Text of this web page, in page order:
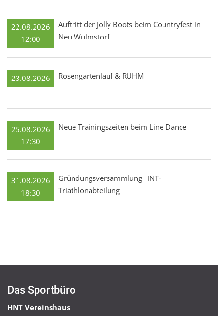
22.08.2026
12:00
Auftritt der Jolly Boots beim Countryfest in
Neu Wulmstorf
23.08.2026 Rosengartenlauf & RUHM
25.08.2026
17:30
Neue Trainingszeiten beim Line Dance
31.08.2026
18:30
Gründungsversammlung HNT-
Triathlonabteilung
Das Sportbüro
HNT Vereinshaus